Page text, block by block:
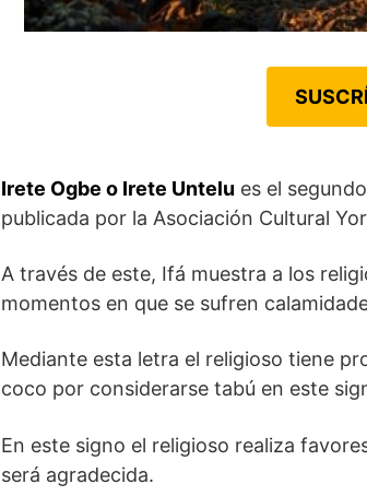
Irete Ogbe o Irete Untelu es el
publicada por la Asociación Cultural
A través de este, Ifá muestra a los
momentos en que se sufren
Mediante esta letra el religioso tiene
coco por considerarse tabú en este
En este signo el religioso realiza
será agradecida.